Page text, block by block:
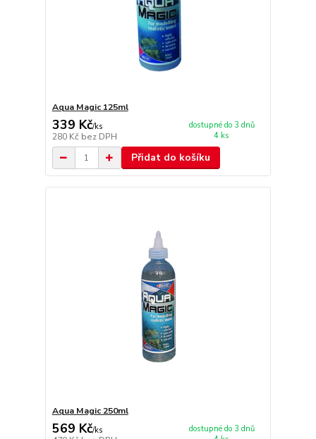
Aqua Magic 125ml
339 Kč/ks
280 Kč bez DPH
dostupné do 3 dnů
4 ks
Přidat do košíku
Aqua Magic 250ml
569 Kč/ks
dostupné do 3 dnů